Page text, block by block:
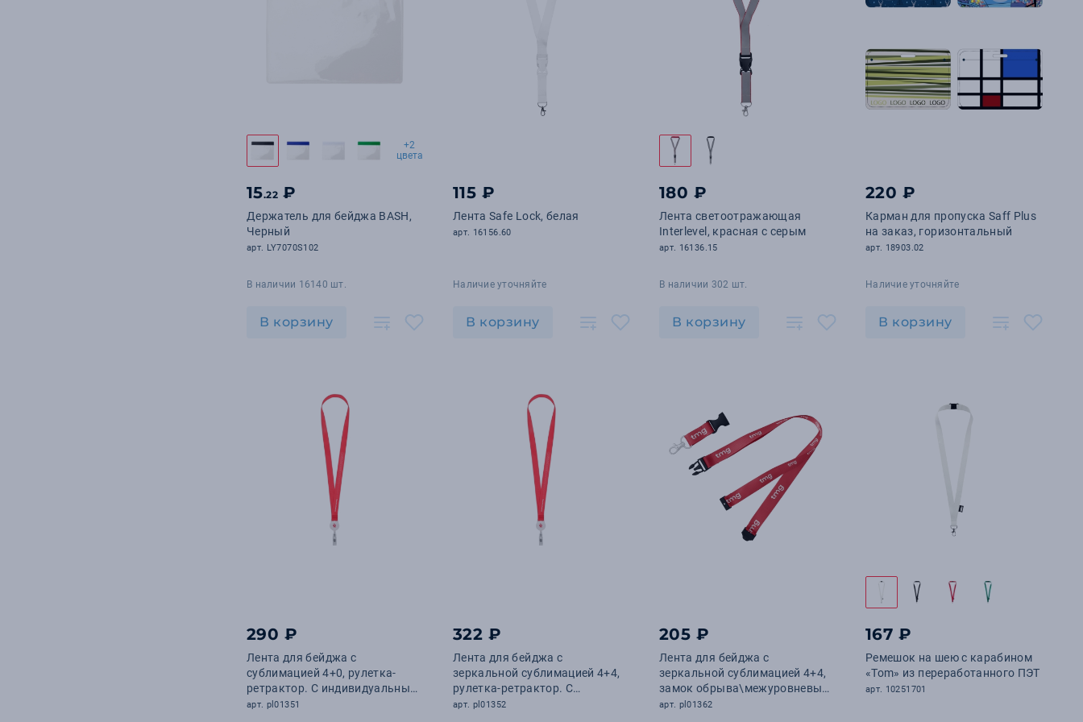
+2
цвета
15.22 ₽
Держатель для бейджа BASH,
Черный
арт. LY7070S102
В наличии 16140 шт.
В корзину
115 ₽
Лента Safe Lock, белая
арт. 16156.60
Наличие уточняйте
В корзину
180 ₽
Лента светоотражающая
Interlevel, красная с серым
арт. 16136.15
В наличии 302 шт.
В корзину
220 ₽
Карман для пропуска Saff Plus
на заказ, горизонтальный
арт. 18903.02
Наличие уточняйте
В корзину
290 ₽
Лента для бейджа с
сублимацией 4+0, рулетка-
ретрактор. С индивидуальным
дизайном
арт. pl01351
322 ₽
Лента для бейджа с
зеркальной сублимацией 4+4,
рулетка-ретрактор. С
индивидуальным дизайном
арт. pl01352
205 ₽
Лента для бейджа с
зеркальной сублимацией 4+4,
замок обрыва\межуровневый
замок. С индивидуальным
арт. pl01362
167 ₽
Ремешок на шею с карабином
«Tom» из переработанного ПЭТ
арт. 10251701